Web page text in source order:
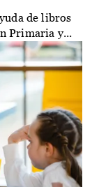
de libros
Primaria y...